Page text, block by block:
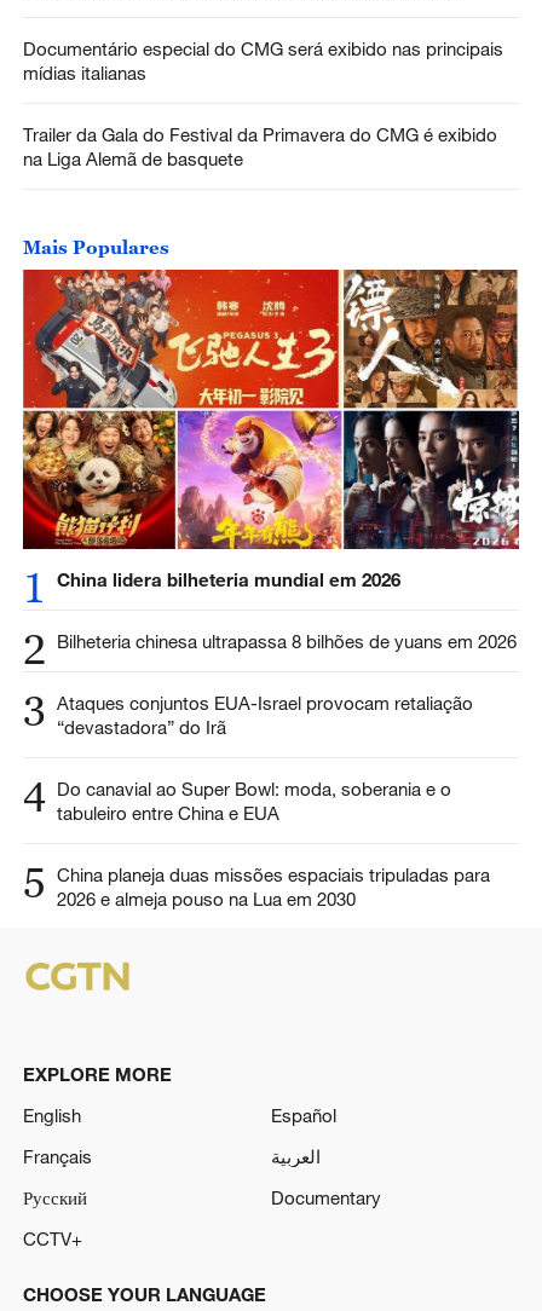
Documentário especial do CMG será exibido nas principais
mídias italianas
Trailer da Gala do Festival da Primavera do CMG é exibido
na Liga Alemã de basquete
Mais Populares
1 China lidera bilheteria mundial em 2026
2 Bilheteria chinesa ultrapassa 8 bilhões de yuans em 2026
3 Ataques conjuntos EUA-Israel provocam retaliação
“devastadora” do Irã
4 Do canavial ao Super Bowl: moda, soberania e o
tabuleiro entre China e EUA
5
China planeja duas missões espaciais tripuladas para
2026 e almeja pouso na Lua em 2030
EXPLORE MORE
English
Español
Français
العربية
Русский
Documentary
CCTV+
CHOOSE YOUR LANGUAGE